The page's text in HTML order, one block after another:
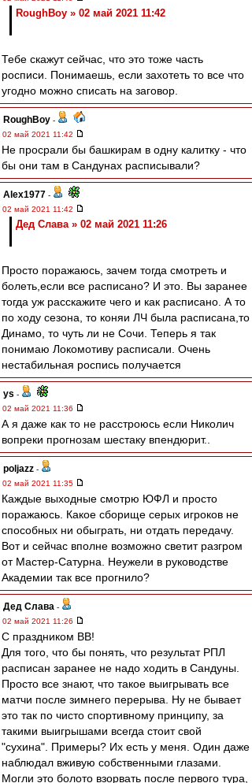
RoughBoy » 02 май 2021 11:42
Тебе скажут сейчас, что это тоже часть
росписи. Понимаешь, если захотеть то все что
угодно можно списать на заговор.
RoughBoy -
02 май 2021 11:42
Не просрали бы башкирам в одну калитку - что
бы они там в Сандунах расписывали?
Alex1977 -
02 май 2021 11:42
Дед Слава » 02 май 2021 11:26
Просто поражаюсь, зачем тогда смотреть и
болеть,если все расписано? И это. Вы заранее
тогда уж расскажите чего и как расписано. А то
по ходу сезона, то коняи ЛЧ была расписана,то
Динамо, то чуть ли не Сочи. Теперь я так
понимаю Локомотиву расписали. Очень
нестабильная роспись получается
ys -
02 май 2021 11:36
А я даже как то не расстроюсь если Николич
вопреки прогнозам шестаку впендюрит..
poljazz -
02 май 2021 11:35
Каждые выходные смотрю ЮФЛ и просто
поражаюсь. Какое сборище серых игроков не
способных ни обыграть, ни отдать передачу.
Вот и сейчас вполне возможно светит разгром
от Мастер-Сатурна. Неужели в руководстве
Академии так все прогнило?
Дед Слава -
02 май 2021 11:26
С праздником ВВ!
Для того, что бы понять, что результат РПЛ
расписан заранее не надо ходить в Сандуны.
Просто все знают, что такое выигрывать все
матчи после зимнего перерыва. Ну не бывает
это так по чисто спортивному принципу, за
такими выигрышами всегда стоит свой
"сухина". Примеры? Их есть у меня. Один даже
наблюдал вживую собственными глазами.
Могли это болото взорвать после первого тура,